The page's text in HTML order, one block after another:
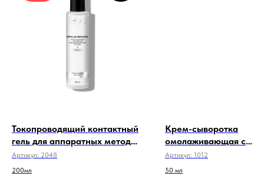
Токопроводящий контактный
гель для аппаратных методик
BIPOLAR MEDIAGEL, 200мл
Артикул: 2048
200мл
Крем-сыворотка
омолаживающая с
пептидами Anti AGE
Артикул: 1012
50 мл